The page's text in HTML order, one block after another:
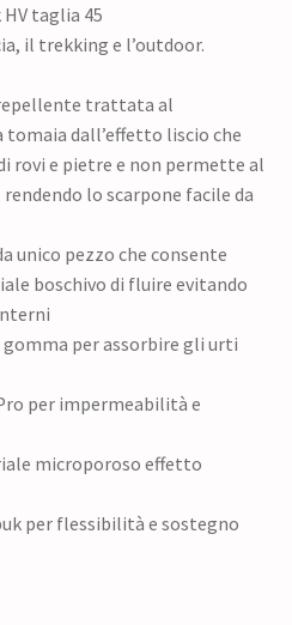
taglia 45
il trekking e l’outdoor.
trattata al
dall’effetto liscio che
rovi e pietre e non permette al
lo scarpone facile da
unico pezzo che consente
boschivo di fluire evitando
per assorbire gli urti
per impermeabilità e
microporoso effetto
per flessibilità e sostegno